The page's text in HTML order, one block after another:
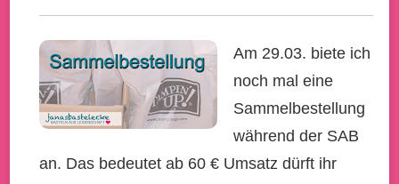
Am 29.03. biete ich
noch mal eine
Sammelbestellung
während der SAB
an. Das bedeutet ab 60 € Umsatz dürft ihr